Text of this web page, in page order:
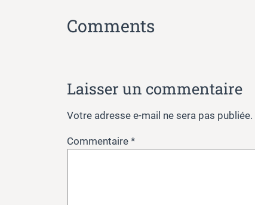
Comments
Laisser un commentaire
Votre adresse e-mail ne sera pas publiée.
Commentaire *